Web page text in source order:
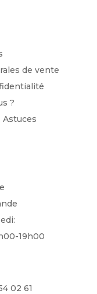
de vente
?
Astuces
19h00
02 61